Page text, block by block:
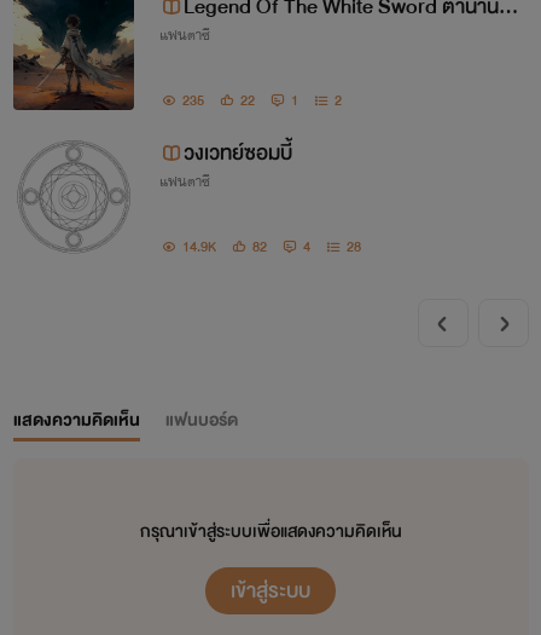
บสีขาว
แฟนตาซี
235 22 1 2
วงเวทย์ซอมบี้
แฟนตาซี
14.9K 82 4 28
แสดงความคิดเห็น แฟนบอร์ด
กรุณาเข้าสู่ระบบเพื่อแสดงความคิดเห็น
เข้าสู่ระบบ